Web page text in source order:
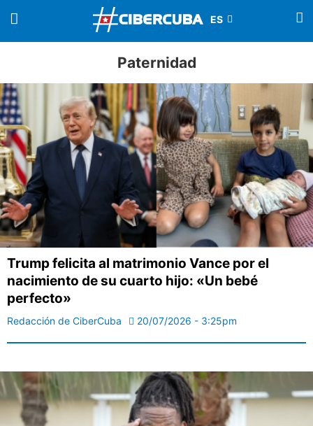
Paternidad
Trump felicita al matrimonio Vance por el
nacimiento de su cuarto hijo: «Un bebé
perfecto»
Redacción de CiberCuba 20/07/2026 - 3:25pm